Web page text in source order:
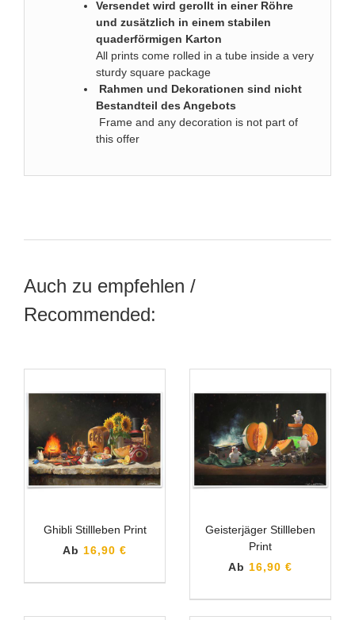
Versendet wird gerollt in einer Röhre
und zusätzlich in einem stabilen
quaderförmigen Karton
All prints come rolled in a tube inside a very
sturdy square package
Rahmen und Dekorationen sind nicht
Bestandteil des Angebots
Frame and any decoration is not part of
this offer
Auch zu empfehlen /
Recommended:
Ghibli Stillleben Print
Ab 16,90 €
Geisterjäger Stillleben
Print
Ab 16,90 €